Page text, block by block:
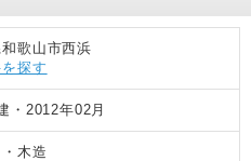
歌山市西浜
探す
・ 2012年02月
・ 木造